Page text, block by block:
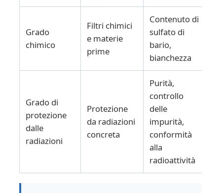
Grado
chimico
Filtri chimici
e materie
prime
Contenuto di
sulfato di
bario,
bianchezza
Grado di
protezione
dalle
radiazioni
Protezione
da radiazioni
concreta
Purità,
controllo
delle
impurità,
conformità
alla
radioattività